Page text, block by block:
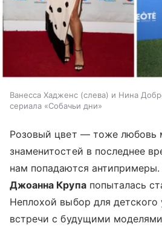
Ванесса Хадженс (слева) и Нина
сериала «Собачьи дни»
Розовый цвет — тоже любовь
знаменитостей в последнее
нам попадаются
Джоанна Крупапопыталась
Неплохой выбор для детского
встречи с будущими